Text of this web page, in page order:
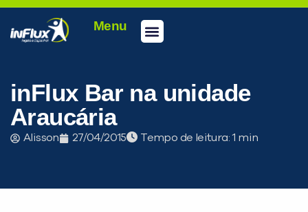
Menu
inFlux Bar na unidade
Araucária
Alisson 27/04/2015 Tempo de leitura: